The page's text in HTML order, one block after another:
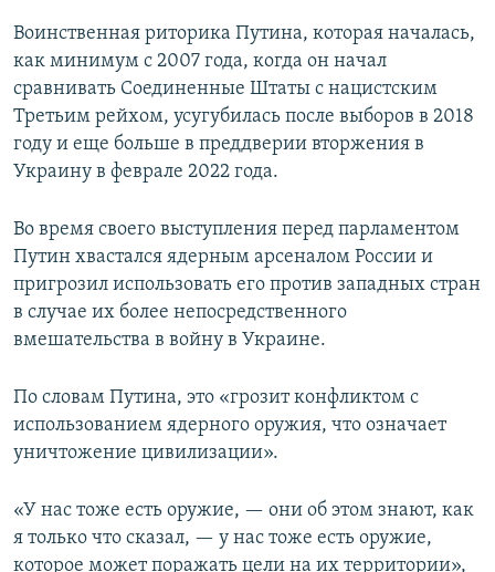
Воинственная риторика Путина, которая началась,
как минимум с 2007 года, когда он начал
сравнивать Соединенные Штаты с нацистским
Третьим рейхом, усугубилась после выборов в 2018
году и еще больше в преддверии вторжения в
Украину в феврале 2022 года.
Во время своего выступления перед парламентом
Путин хвастался ядерным арсеналом России и
пригрозил использовать его против западных стран
в случае их более непосредственного
вмешательства в войну в Украине.
По словам Путина, это «грозит конфликтом с
использованием ядерного оружия, что означает
уничтожение цивилизации».
«У нас тоже есть оружие, — они об этом знают, как
я только что сказал, — у нас тоже есть оружие,
которое может поражать цели на их территории»,